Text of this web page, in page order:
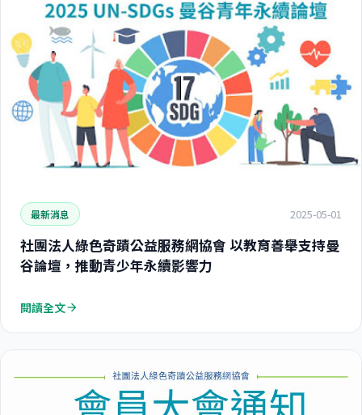
最新消息 2025-05-01
社團法人綠色奇蹟公益服務網協會 以教育善舉支持曼
谷論壇，推動青少年永續影響力
閱讀全文arrow_forward